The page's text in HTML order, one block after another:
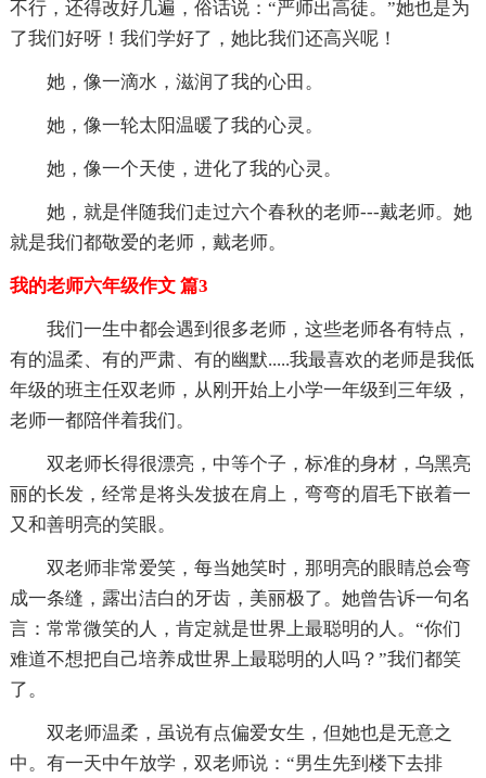
不行，还得改好几遍，俗话说：“严师出高徒。”她也是为
了我们好呀！我们学好了，她比我们还高兴呢！
她，像一滴水，滋润了我的心田。
她，像一轮太阳温暖了我的心灵。
她，像一个天使，进化了我的心灵。
她，就是伴随我们走过六个春秋的老师---戴老师。她
就是我们都敬爱的老师，戴老师。
我的老师六年级作文 篇3
我们一生中都会遇到很多老师，这些老师各有特点，
有的温柔、有的严肃、有的幽默.....我最喜欢的老师是我低
年级的班主任双老师，从刚开始上小学一年级到三年级，
老师一都陪伴着我们。
双老师长得很漂亮，中等个子，标准的身材，乌黑亮
丽的长发，经常是将头发披在肩上，弯弯的眉毛下嵌着一
又和善明亮的笑眼。
双老师非常爱笑，每当她笑时，那明亮的眼睛总会弯
成一条缝，露出洁白的牙齿，美丽极了。她曾告诉一句名
言：常常微笑的人，肯定就是世界上最聪明的人。“你们
难道不想把自己培养成世界上最聪明的人吗？”我们都笑
了。
双老师温柔，虽说有点偏爱女生，但她也是无意之
中。有一天中午放学，双老师说：“男生先到楼下去排